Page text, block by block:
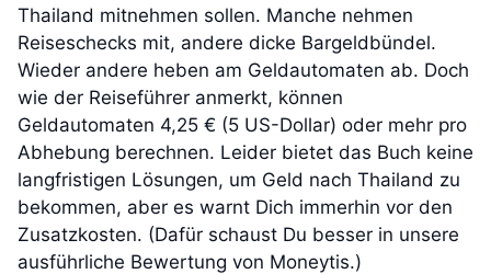
Thailand mitnehmen sollen. Manche nehmen
Reiseschecks mit, andere dicke Bargeldbündel.
Wieder andere heben am Geldautomaten ab. Doch
wie der Reiseführer anmerkt, können
Geldautomaten 4,25 € (5 US-Dollar) oder mehr pro
Abhebung berechnen. Leider bietet das Buch keine
langfristigen Lösungen, um Geld nach Thailand zu
bekommen, aber es warnt Dich immerhin vor den
Zusatzkosten. (Dafür schaust Du besser in unsere
ausführliche Bewertung von Moneytis.)